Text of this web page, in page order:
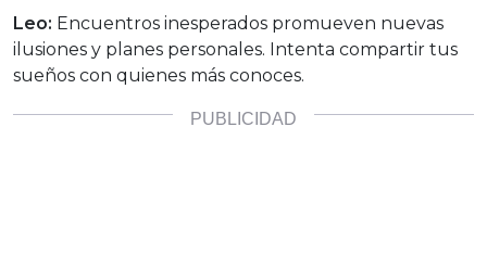
Leo: Encuentros inesperados promueven nuevas
ilusiones y planes personales. Intenta compartir tus
sueños con quienes más conoces.